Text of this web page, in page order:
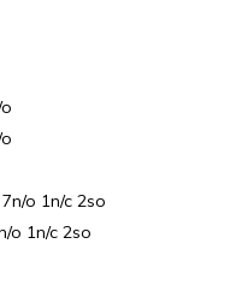
o 1n/c 2so
o 1n/c 2so